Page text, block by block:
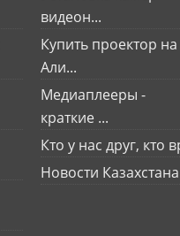
видеон...
Купить проектор на
Али...
Медиаплееры -
краткие ...
Кто у нас друг, кто
Новости Казахстана